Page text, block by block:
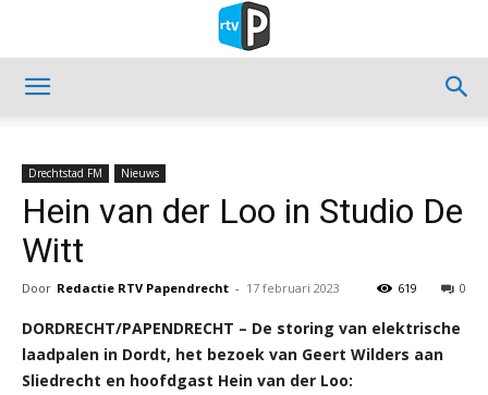
Drechtstad FM Nieuws
Hein van der Loo in Studio De
Witt
Door Redactie RTV Papendrecht - 17 februari 2023 0
619
DORDRECHT/PAPENDRECHT – De storing van elektrische
laadpalen in Dordt, het bezoek van Geert Wilders aan
Sliedrecht en hoofdgast Hein van der Loo: